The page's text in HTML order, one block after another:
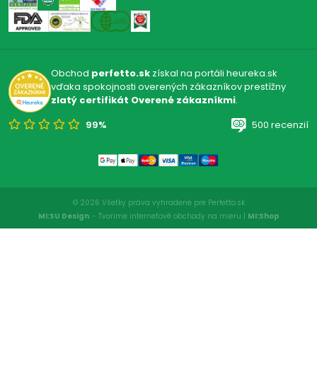
Obchod perfetto.skzískal na portáli heureka.sk
vďaka spokojnosti overených zákazníkov prestížny
zlatý certifikát Overené zákazníkmi.
99%
500 recenzií
© 2026 Všetky práva vyhradené pre Perfetto.sk
MI:SU Design - Tvoríme internetové obchody na mieru | MI:Shop